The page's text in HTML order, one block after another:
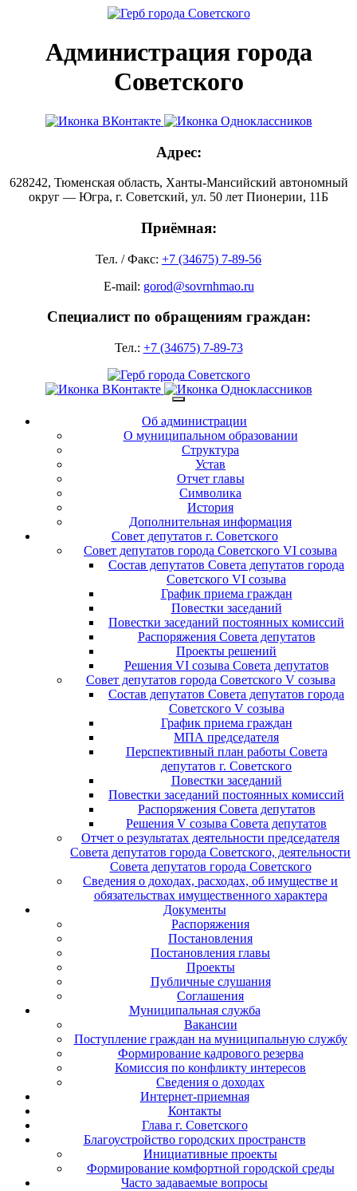
Администрация города
Советского
Адрес:
628242, Тюменская область, Ханты-Мансийский автономный
округ — Югра, г. Советский, ул. 50 лет Пионерии, 11Б
Приёмная:
Тел. / Факс: +7 (34675) 7-89-56
E-mail: gorod@sovrnhmao.ru
Специалист по обращениям граждан:
Тел.: +7 (34675) 7-89-73
Об администрации
О муниципальном образовании
Структура
Устав
Отчет главы
Символика
История
Дополнительная информация
Совет депутатов г. Советского
Совет депутатов города Советского VI созыва
Состав депутатов Совета депутатов города
Советского VI созыва
График приема граждан
Повестки заседаний
Повестки заседаний постоянных комиссий
Распоряжения Совета депутатов
Проекты решений
Решения VI созыва Совета депутатов
Совет депутатов города Советского V созыва
Состав депутатов Совета депутатов города
Советского V созыва
График приема граждан
МПА председателя
Перспективный план работы Совета
депутатов г. Советского
Повестки заседаний
Повестки заседаний постоянных комиссий
Распоряжения Совета депутатов
Решения V созыва Совета депутатов
Отчет о результатах деятельности председателя
Совета депутатов города Советского, деятельности
Совета депутатов города Советского
Сведения о доходах, расходах, об имуществе и
обязательствах имущественного характера
Документы
Распоряжения
Постановления
Постановления главы
Проекты
Публичные слушания
Соглашения
Муниципальная служба
Вакансии
Поступление граждан на муниципальную службу
Формирование кадрового резерва
Комиссия по конфликту интересов
Сведения о доходах
Интернет-приемная
Контакты
Глава г. Советского
Благоустройство городских пространств
Инициативные проекты
Формирование комфортной городской среды
Часто задаваемые вопросы